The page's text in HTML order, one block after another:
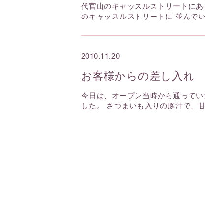
代官山のキャッスルストリートに
のキャッスルストリートに 並んで
2010.11.20
お客様からの差し入れ
今日は、オープン当時から通って
した。 さつまいも入りの豚汁で、